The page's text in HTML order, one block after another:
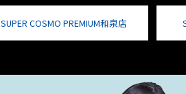
SUPER COSMO PREMIUM和泉店